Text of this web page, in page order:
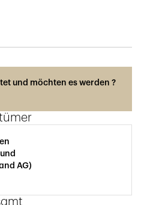
und möchten es werden ?
AG)